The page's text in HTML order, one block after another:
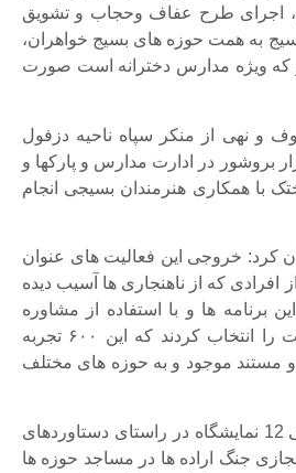
اجرای طرح عفاف وحجاب و تشویق
به همت حوزه های بسیج خواهران،
که ویژه مدارس دخترانه است صورت
و نهی از منکر سپاه ناحیه دزفول
چاپ و توزیع 18هزار بروشور در ادارت مدارس و پارکها و
با همکاری هنرمندان بسیجی انجام
خروجی این فعالیت های عنوان
بود که ۶۰۰ نفر از افرادی که از ناهنجاری ها آسیب دیده
برنامه ها و با استفاده از مشاوره
های اجرا شده راه درست را انتخاب کردند که این ۶۰۰ تجربه
موجود و به حوزه های مختلف
وی ضمن اشاره به برپایی 12 نمایشگاه در راستای دستاوردهای
جنگ اراده ها در مساجد حوزه ها